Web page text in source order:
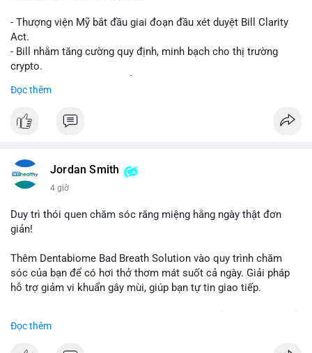
- Thượng viện Mỹ bắt đầu giai đoạn đầu xét duyệt Bill Clarity
Act.
- Bill nhằm tăng cường quy định, minh bạch cho thị trường
crypto.
- Bill có thể ảnh hưởng pháp lý, hoạt động của các đồng tiền kỹ
$btc $eth
#vlikevn #titanbot
Đọc thêm
Jordan Smith
4 giờ
Duy trì thói quen chăm sóc răng miệng hằng ngày thật đơn
giản!
Thêm Dentabiome Bad Breath Solution vào quy trình chăm
sóc của bạn để có hơi thở thơm mát suốt cả ngày. Giải pháp
hỗ trợ giảm vi khuẩn gây mùi, giúp bạn tự tin giao tiếp.
lớn cho nụ cười khỏe mạnh.
Đọc thêm